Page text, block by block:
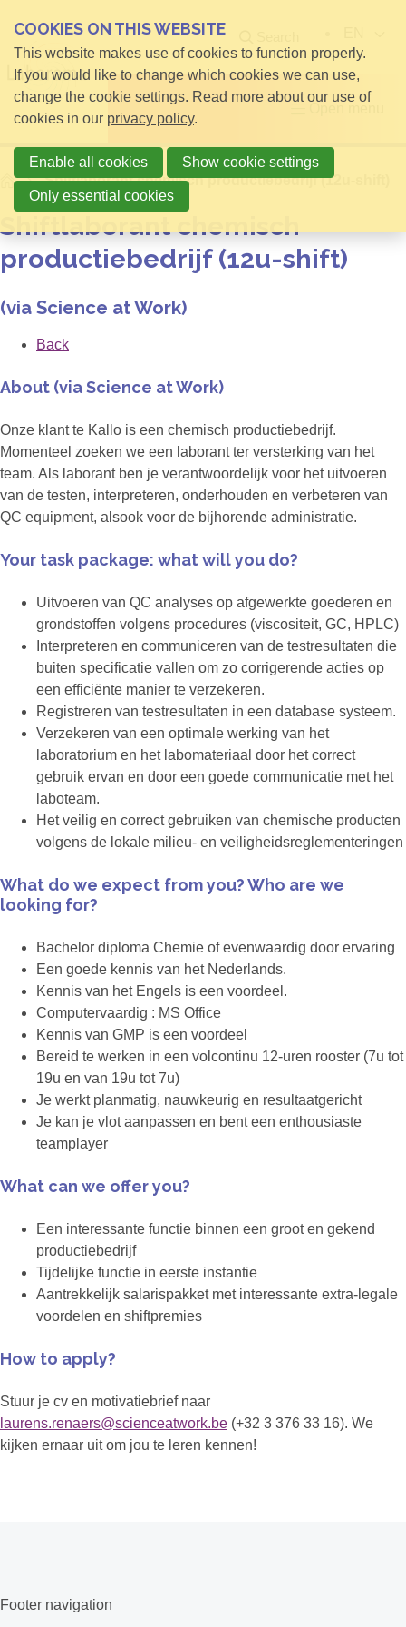
HomeShiftlaborant chemisch productiebedrijf (12u-shift)
Shiftlaborant chemisch
productiebedrijf (12u-shift)
(via Science at Work)
Back
About (via Science at Work)
Onze klant te Kallo is een chemisch productiebedrijf.
Momenteel zoeken we een laborant ter versterking van het
team. Als laborant ben je verantwoordelijk voor het uitvoeren
van de testen, interpreteren, onderhouden en verbeteren van
QC equipment, alsook voor de bijhorende administratie.
Your task package: what will you do?
Uitvoeren van QC analyses op afgewerkte goederen en
grondstoffen volgens procedures (viscositeit, GC, HPLC)
Interpreteren en communiceren van de testresultaten die
buiten specificatie vallen om zo corrigerende acties op
een efficiënte manier te verzekeren.
Registreren van testresultaten in een database systeem.
Verzekeren van een optimale werking van het
laboratorium en het labomateriaal door het correct
gebruik ervan en door een goede communicatie met het
laboteam.
Het veilig en correct gebruiken van chemische producten
volgens de lokale milieu- en veiligheidsreglementeringen
What do we expect from you? Who are we
looking for?
Bachelor diploma Chemie of evenwaardig door ervaring
Een goede kennis van het Nederlands.
Kennis van het Engels is een voordeel.
Computervaardig : MS Office
Kennis van GMP is een voordeel
Bereid te werken in een volcontinu 12-uren rooster (7u tot
19u en van 19u tot 7u)
Je werkt planmatig, nauwkeurig en resultaatgericht
Je kan je vlot aanpassen en bent een enthousiaste
teamplayer
What can we offer you?
Een interessante functie binnen een groot en gekend
productiebedrijf
Tijdelijke functie in eerste instantie
Aantrekkelijk salarispakket met interessante extra-legale
voordelen en shiftpremies
How to apply?
Stuur je cv en motivatiebrief naar
laurens.renaers@scienceatwork.be (+32 3 376 33 16). We
kijken ernaar uit om jou te leren kennen!
Footer navigation
COOKIES ON THIS WEBSITE
This website makes use of cookies to function properly.
If you would like to change which cookies we can use,
change the cookie settings. Read more about our use of
cookies in our privacy policy.
Enable all cookies Show cookie settings
Only essential cookies